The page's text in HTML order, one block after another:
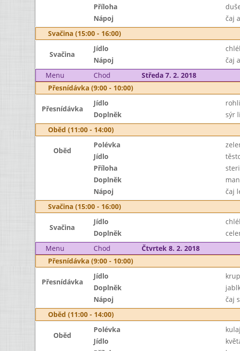
Příloha
Nápoj
čaj
Svačina (15:00 - 16:00)
Svačina
Jídlo
Nápoj
čaj
Menu
Chod Středa 7. 2. 2018
Přesnídávka (9:00 - 10:00)
Přesnídávka
Jídlo
Doplněk
sýr
Oběd (11:00 - 14:00)
Oběd
Polévka
Jídlo
Příloha
Doplněk
Nápoj
čaj
Svačina (15:00 - 16:00)
Svačina
Jídlo
Doplněk
Menu
Chod Čtvrtek 8. 2. 2018
Přesnídávka (9:00 - 10:00)
Přesnídávka
Jídlo
Doplněk
Nápoj
čaj
Oběd (11:00 - 14:00)
Oběd
Polévka
Jídlo